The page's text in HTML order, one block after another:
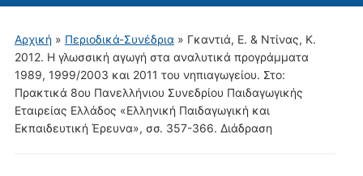
μενού
για
κινητά
Αρχική» Περιοδικά-Συνέδρια » Γκαντιά, Ε. & Ντίνας, Κ.
2012. Η γλωσσική αγωγή στα αναλυτικά προγράμματα
1989, 1999/2003 και 2011 του νηπιαγωγείου. Στο:
Πρακτικά 8ου Πανελλήνιου Συνεδρίου Παιδαγωγικής
Εταιρείας Ελλάδος «Ελληνική Παιδαγωγική και
Εκπαιδευτική Έρευνα», σσ. 357-366. Διάδραση